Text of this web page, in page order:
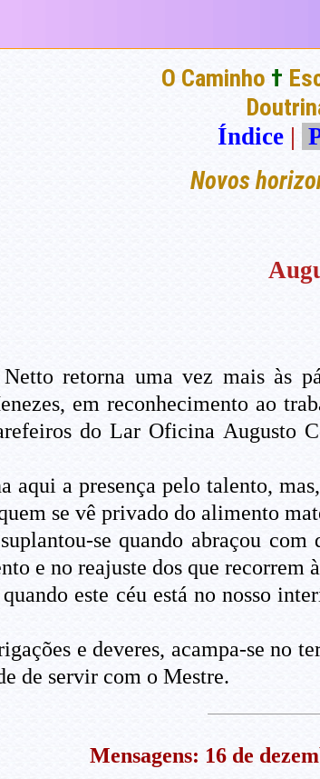
O Caminho †
Índice |
Novos
retorna uma vez mais às
em reconhecimento ao
do Lar Oficina Augusto
aqui a presença pelo talento,
se vê privado do alimento
se quando abraçou
e no reajuste dos que recorrem
este céu está no nosso
e deveres, acampa-se no
de servir com o Mestre.
Mensagens: 16 de